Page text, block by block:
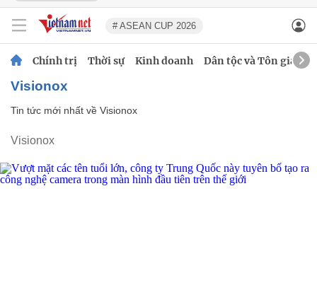
# ASEAN CUP 2026
Chính trị Thời sự Kinh doanh Dân tộc và Tôn giáo
Visionox
Tin tức mới nhất về Visionox
Visionox